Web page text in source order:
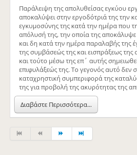
Παράλειψη της απολυθείσας εγκύου
αποκαλύψει στην εργοδότριά της την
εγκυμοσύνης της κατά την ημέρα που
απόλυσή της, την οποία της αποκάλυψε
και δη κατά την ημέρα παραλαβής της
της συμβάσεώς της και εισπράξεως
και τούτο μέσω της επ΄ αυτής
επιφυλάξεώς της. Το γεγονός αυτό δεν
καταχρηστική συμπεριφορά της
της για προβολή της ακυρότητας της
Διαβάστε Περισσότερα...